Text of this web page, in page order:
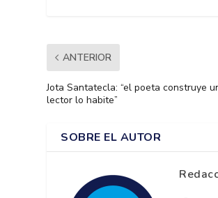
ANTERIOR
Jota Santatecla: “el poeta construye
lector lo habite”
SOBRE EL AUTOR